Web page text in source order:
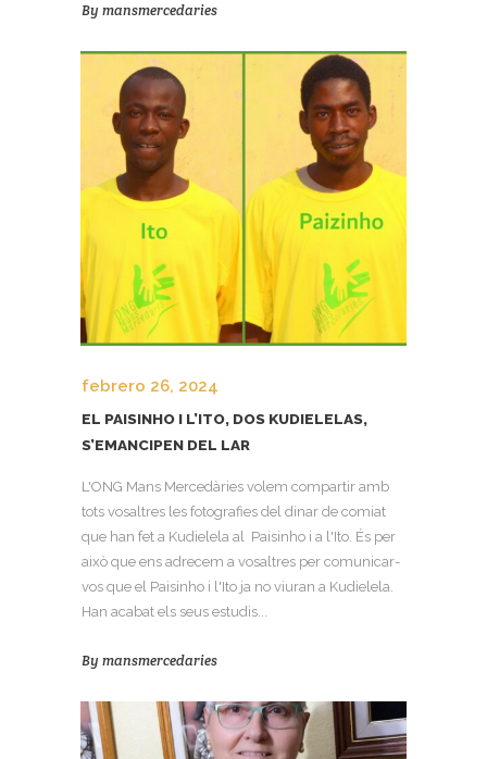
By mansmercedaries
febrero 26, 2024
EL PAISINHO I L’ITO, DOS KUDIELELAS,
S’EMANCIPEN DEL LAR
L'ONG Mans Mercedàries volem compartir amb
tots vosaltres les fotografies del dinar de comiat
que han fet a Kudielela al Paisinho i a l'Ito. És per
això que ens adrecem a vosaltres per comunicar-
vos que el Paisinho i l'Ito ja no viuran a Kudielela.
Han acabat els seus estudis...
By mansmercedaries